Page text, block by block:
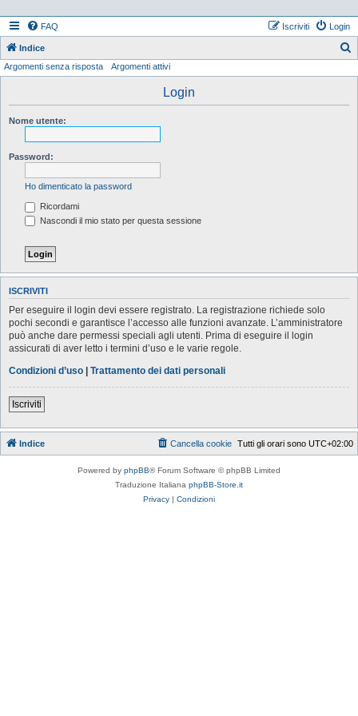
FAQ Login
Iscriviti
Indice
Argomenti senza risposta Argomenti attivi
Login
Nome utente:
Password:
Ho dimenticato la password
Ricordami
Nascondi il mio stato per questa sessione
ISCRIVITI
Per eseguire il login devi essere registrato. La registrazione richiede solo
pochi secondi e garantisce l’accesso alle funzioni avanzate. L’amministratore
può anche dare permessi speciali agli utenti. Prima di eseguire il login
assicurati di aver letto i termini d’uso e le varie regole.
Condizioni d’uso | Trattamento dei dati personali
Iscriviti
Indice Tutti gli orari sono UTC+02:00
Cancella cookie
Powered by phpBB® Forum Software © phpBB Limited
Traduzione Italiana phpBB-Store.it
Privacy | Condizioni